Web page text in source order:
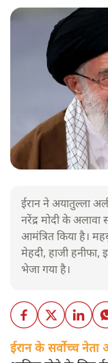
ईरान ने अयातुल्ला
नरेंद्र मोदी के
आमंत्रित किया है।
मेहदी, हाजी
भेजा गया है।
ईरान के सर्वोच्च नेता